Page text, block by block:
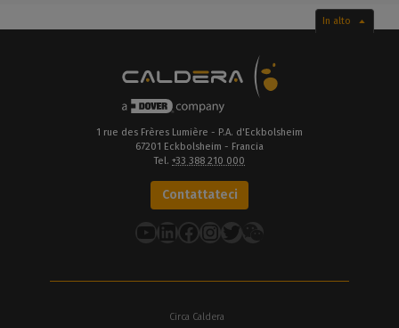
In alto
1 rue des Frères Lumière - P.A. d'Eckbolsheim
67201 Eckbolsheim - Francia
Tel. +33 388 210 000
Contattateci
YouTube
LinkedIn
Facebook
Instagram
Twitter
Circa Caldera